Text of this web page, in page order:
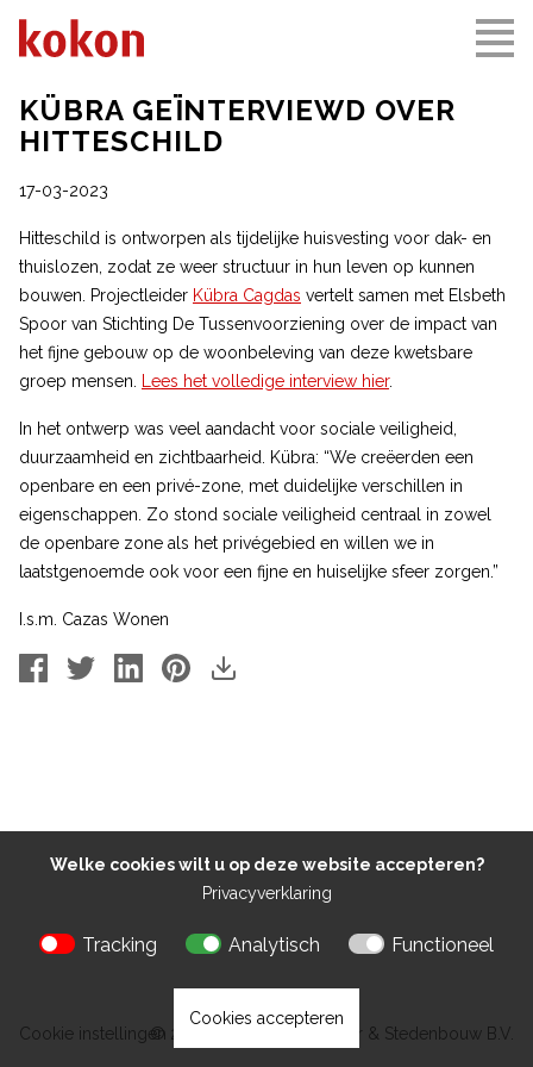
Welke cookies wilt u op deze website accepteren?
Privacyverklaring
Tracking Analytisch Functioneel
Cookies accepteren
KÜBRA GEÏNTERVIEWD OVER
HITTESCHILD
17-03-2023
Hitteschild is ontworpen als tijdelijke huisvesting voor dak- en
thuislozen, zodat ze weer structuur in hun leven op kunnen
bouwen. Projectleider Kübra Cagdas vertelt samen met Elsbeth
Spoor van Stichting De Tussenvoorziening over de impact van
het fijne gebouw op de woonbeleving van deze kwetsbare
groep mensen.
Lees het volledige interview hier.
In het ontwerp was veel aandacht voor sociale veiligheid,
duurzaamheid en zichtbaarheid. Kübra: “We creëerden een
openbare en een privé-zone, met duidelijke verschillen in
eigenschappen. Zo stond sociale veiligheid centraal in zowel
de openbare zone als het privégebied en willen we in
laatstgenoemde ook voor een fijne en huiselijke sfeer zorgen.”
I.s.m. Cazas Wonen
Cookie instellingen© 2026 Kokon Architectuur & Stedenbouw B.V.